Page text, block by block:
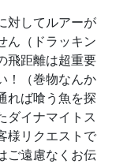
対してルアーが
ん（ドラッキン
飛距離は超重要
！（巻物なんか
れば喰う魚を探
イナマイトス
様リクエストで
ご遠慮なくお伝